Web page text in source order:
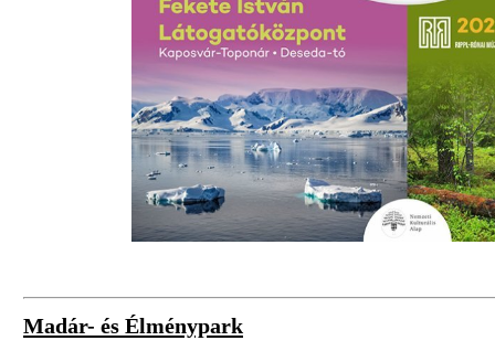
Madár- és Élménypark